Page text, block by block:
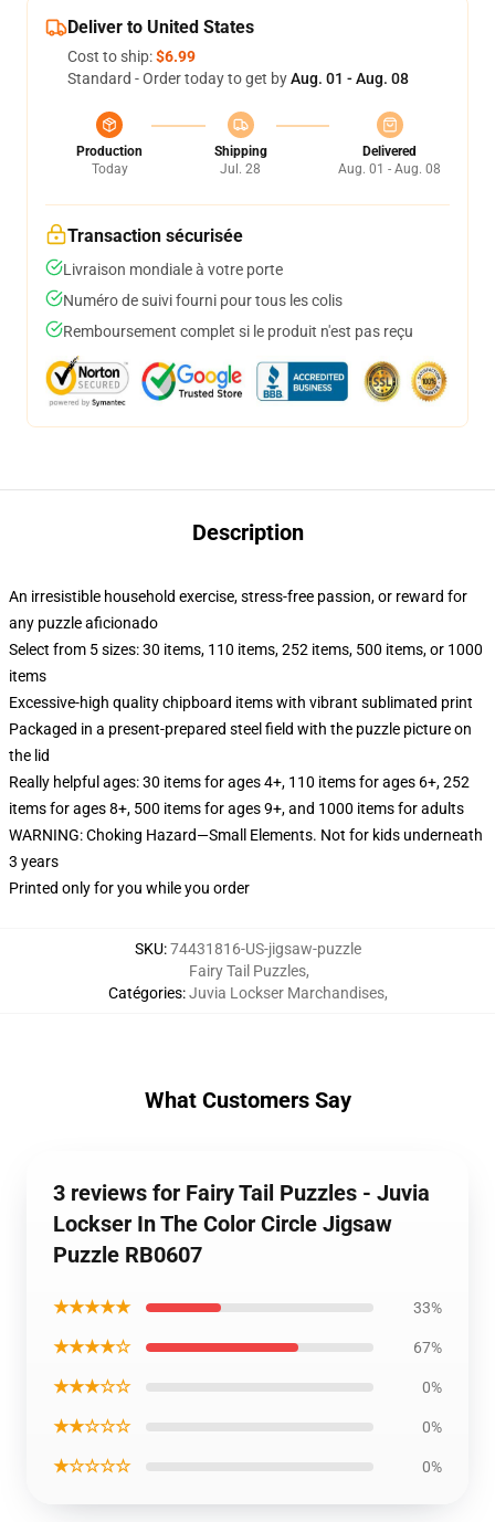
Deliver to United States
Cost to ship:$6.99
Standard - Order today to get byAug. 01 - Aug. 08
Production
Today
Shipping
Jul. 28
Delivered
Aug. 01 - Aug. 08
Transaction sécurisée
Livraison mondiale à votre porte
Numéro de suivi fourni pour tous les colis
Remboursement complet si le produit n'est pas reçu
Description
An irresistible household exercise, stress-free passion, or reward for
any puzzle aficionado
Select from 5 sizes: 30 items, 110 items, 252 items, 500 items, or 1000
items
Excessive-high quality chipboard items with vibrant sublimated print
Packaged in a present-prepared steel field with the puzzle picture on
the lid
Really helpful ages: 30 items for ages 4+, 110 items for ages 6+, 252
items for ages 8+, 500 items for ages 9+, and 1000 items for adults
WARNING: Choking Hazard—Small Elements. Not for kids underneath
3 years
Printed only for you while you order
SKU:74431816-US-jigsaw-puzzle
Catégories:
Fairy Tail Puzzles,
Juvia Lockser Marchandises,
What Customers Say
3 reviews for Fairy Tail Puzzles - Juvia
Lockser In The Color Circle Jigsaw
Puzzle RB0607
★★★★★ 33%
★★★★☆ 67%
★★★☆☆ 0%
★★☆☆☆ 0%
★☆☆☆☆ 0%